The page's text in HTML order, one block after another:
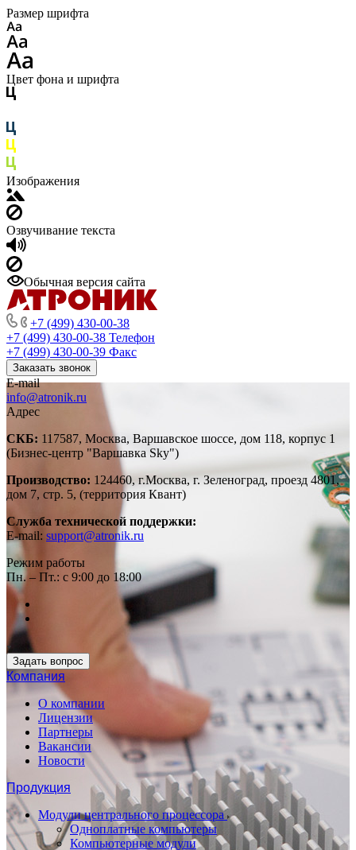
Размер шрифта
Цвет фона и шрифта
Изображения
Озвучивание текста
Обычная версия сайта
+7 (499) 430-00-38
+7 (499) 430-00-38 Телефон
+7 (499) 430-00-39 Факс
Заказать звонок
E-mail
info@atronik.ru
Адрес
СКБ: 117587, Москва, Варшавское шоссе, дом 118, корпус 1
(Бизнес-центр "Варшавка Sky")
Производство: 124460, г.Москва, г. Зеленоград, проезд 4801,
дом 7, стр. 5, (территория Квант)
Служба технической поддержки:
E-mail: support@atronik.ru
Режим работы
Пн. – Пт.: с 9:00 до 18:00
Задать вопрос
Компания
О компании
Лицензии
Партнеры
Вакансии
Новости
Продукция
Модули центрального процессора
Одноплатные компьютеры
Компьютерные модули